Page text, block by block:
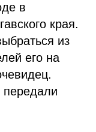
в
края.
из
его на